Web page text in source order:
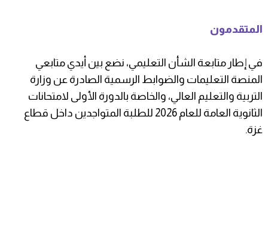
المتقدمون
​في إطار متابعة الشأن التعليمي، نضع بين أيدي متابعي
المنصة التعليمات والضوابط الرسمية الصادرة عن وزارة
التربية والتعليم العالي، والخاصة بالدورة الأولى لامتحانات
الثانوية العامة للعام 2026 للطلبة المتواجدين داخل قطاع
غزة.